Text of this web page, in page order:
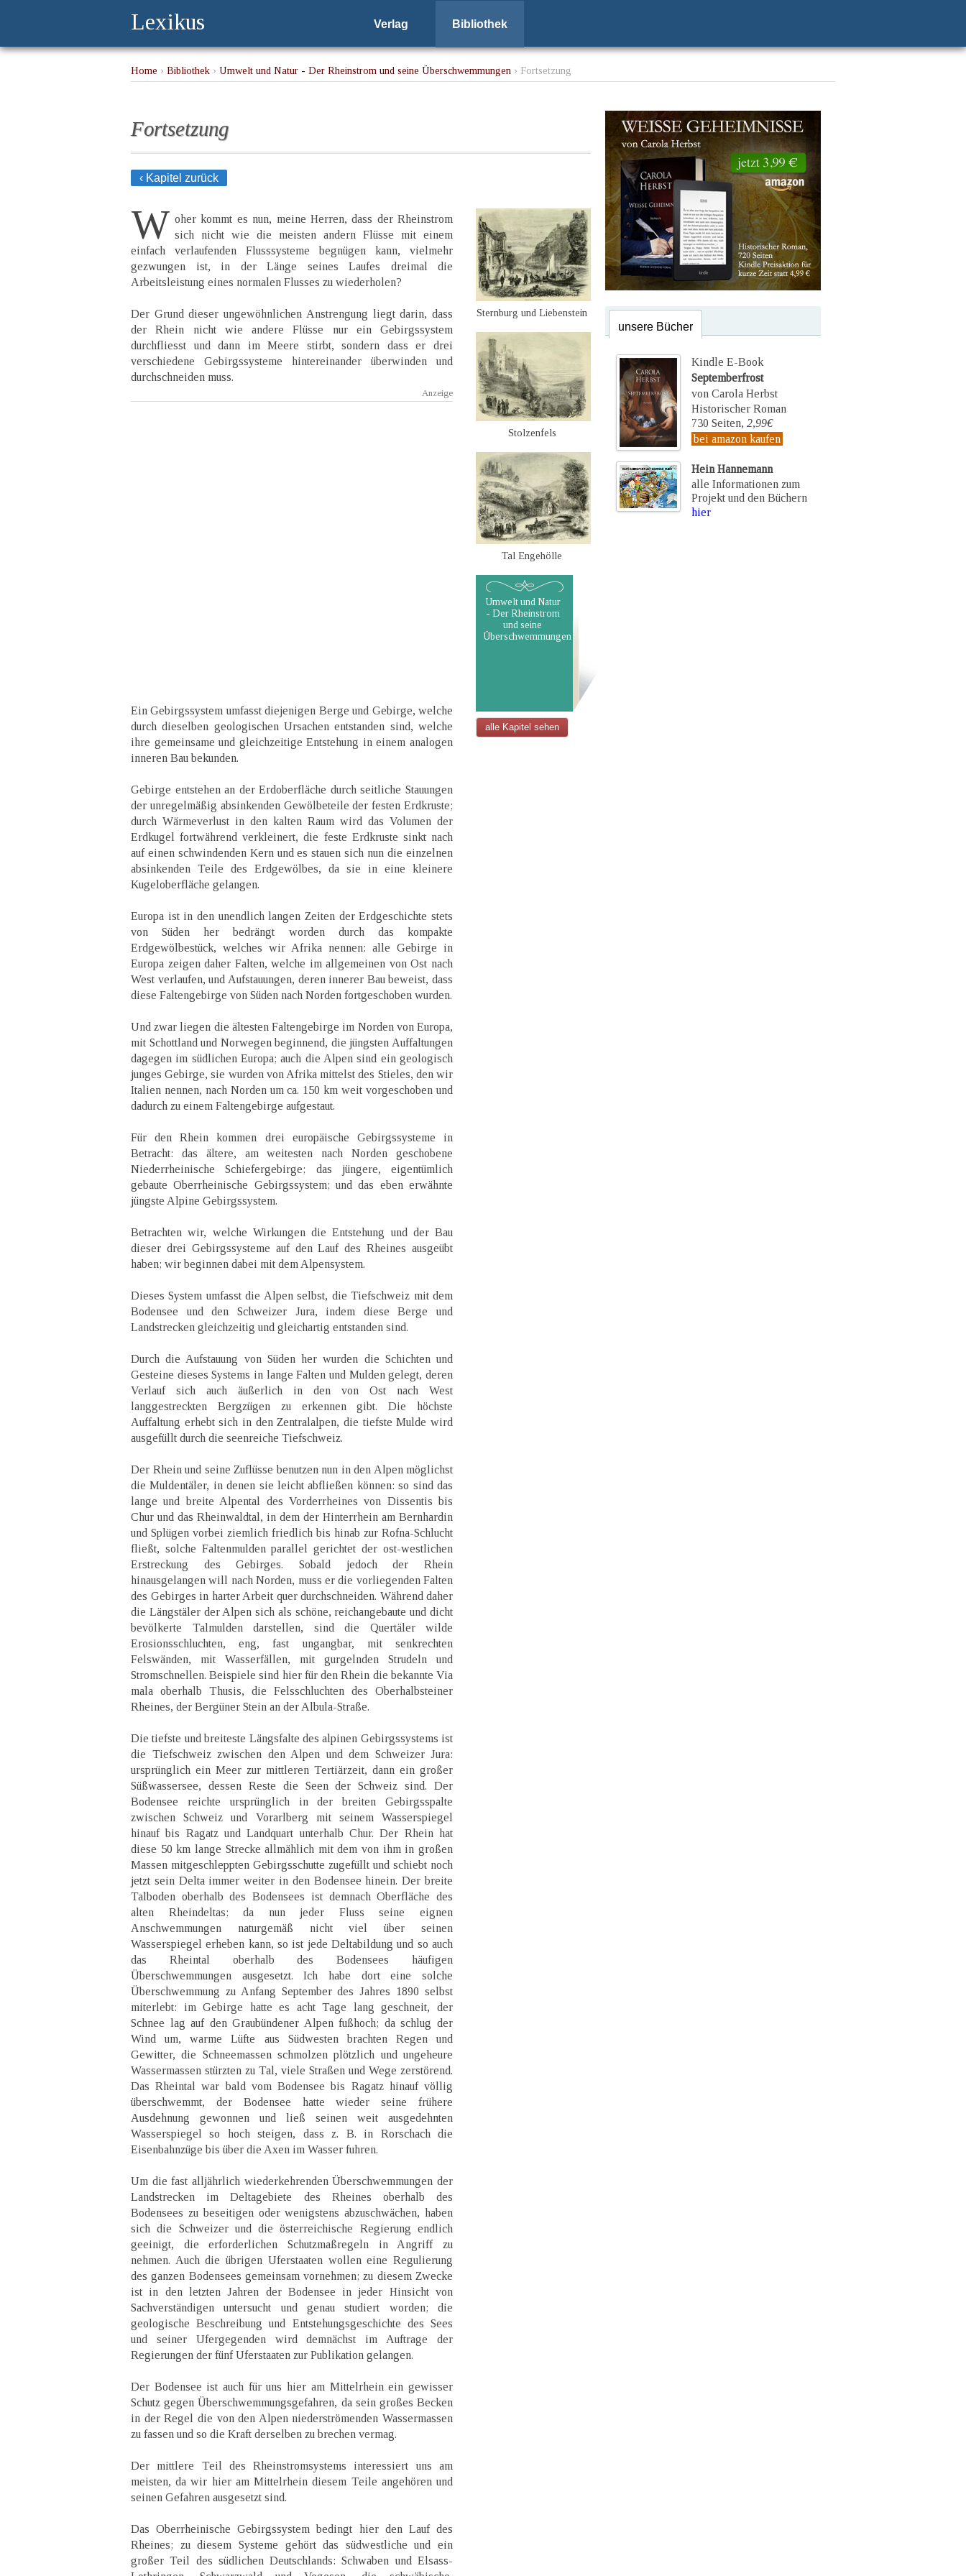
Lexikus Verlag Bibliothek
Home › Bibliothek › Umwelt und Natur - Der Rheinstrom und seine Überschwemmungen › Fortsetzung
Fortsetzung
‹ Kapitel zurück
W oher kommt es nun, meine Herren, dass der Rheinstrom
sich nicht wie die meisten andern Flüsse mit einem
einfach verlaufenden Flusssysteme begnügen kann, vielmehr
gezwungen ist, in der Länge seines Laufes dreimal die
Arbeitsleistung eines normalen Flusses zu wiederholen?
Der Grund dieser ungewöhnlichen Anstrengung liegt darin, dass
der Rhein nicht wie andere Flüsse nur ein Gebirgssystem
durchfliesst und dann im Meere stirbt, sondern dass er drei
verschiedene Gebirgssysteme hintereinander überwinden und
durchschneiden muss.
Ein Gebirgssystem umfasst diejenigen Berge und Gebirge, welche
durch dieselben geologischen Ursachen entstanden sind, welche
ihre gemeinsame und gleichzeitige Entstehung in einem analogen
inneren Bau bekunden.
Gebirge entstehen an der Erdoberfläche durch seitliche Stauungen
der unregelmäßig absinkenden Gewölbeteile der festen Erdkruste;
durch Wärmeverlust in den kalten Raum wird das Volumen der
Erdkugel fortwährend verkleinert, die feste Erdkruste sinkt nach
auf einen schwindenden Kern und es stauen sich nun die einzelnen
absinkenden Teile des Erdgewölbes, da sie in eine kleinere
Kugeloberfläche gelangen.
Europa ist in den unendlich langen Zeiten der Erdgeschichte stets
von Süden her bedrängt worden durch das kompakte
Erdgewölbestück, welches wir Afrika nennen: alle Gebirge in
Europa zeigen daher Falten, welche im allgemeinen von Ost nach
West verlaufen, und Aufstauungen, deren innerer Bau beweist, dass
diese Faltengebirge von Süden nach Norden fortgeschoben wurden.
Und zwar liegen die ältesten Faltengebirge im Norden von Europa,
mit Schottland und Norwegen beginnend, die jüngsten Auffaltungen
dagegen im südlichen Europa; auch die Alpen sind ein geologisch
junges Gebirge, sie wurden von Afrika mittelst des Stieles, den wir
Italien nennen, nach Norden um ca. 150 km weit vorgeschoben und
dadurch zu einem Faltengebirge aufgestaut.
Für den Rhein kommen drei europäische Gebirgssysteme in
Betracht: das ältere, am weitesten nach Norden geschobene
Niederrheinische Schiefergebirge; das jüngere, eigentümlich
gebaute Oberrheinische Gebirgssystem; und das eben erwähnte
jüngste Alpine Gebirgssystem.
Betrachten wir, welche Wirkungen die Entstehung und der Bau
dieser drei Gebirgssysteme auf den Lauf des Rheines ausgeübt
haben; wir beginnen dabei mit dem Alpensystem.
Dieses System umfasst die Alpen selbst, die Tiefschweiz mit dem
Bodensee und den Schweizer Jura, indem diese Berge und
Landstrecken gleichzeitig und gleichartig entstanden sind.
Durch die Aufstauung von Süden her wurden die Schichten und
Gesteine dieses Systems in lange Falten und Mulden gelegt, deren
Verlauf sich auch äußerlich in den von Ost nach West
langgestreckten Bergzügen zu erkennen gibt. Die höchste
Auffaltung erhebt sich in den Zentralalpen, die tiefste Mulde wird
ausgefüllt durch die seenreiche Tiefschweiz.
Der Rhein und seine Zuflüsse benutzen nun in den Alpen möglichst
die Muldentäler, in denen sie leicht abfließen können: so sind das
lange und breite Alpental des Vorderrheines von Dissentis bis
Chur und das Rheinwaldtal, in dem der Hinterrhein am Bernhardin
und Splügen vorbei ziemlich friedlich bis hinab zur Rofna-Schlucht
fließt, solche Faltenmulden parallel gerichtet der ost-westlichen
Erstreckung des Gebirges. Sobald jedoch der Rhein
hinausgelangen will nach Norden, muss er die vorliegenden Falten
des Gebirges in harter Arbeit quer durchschneiden. Während daher
die Längstäler der Alpen sich als schöne, reichangebaute und dicht
bevölkerte Talmulden darstellen, sind die Quertäler wilde
Erosionsschluchten, eng, fast ungangbar, mit senkrechten
Felswänden, mit Wasserfällen, mit gurgelnden Strudeln und
Stromschnellen. Beispiele sind hier für den Rhein die bekannte Via
mala oberhalb Thusis, die Felsschluchten des Oberhalbsteiner
Rheines, der Bergüner Stein an der Albula-Straße.
Die tiefste und breiteste Längsfalte des alpinen Gebirgssystems ist
die Tiefschweiz zwischen den Alpen und dem Schweizer Jura:
ursprünglich ein Meer zur mittleren Tertiärzeit, dann ein großer
Süßwassersee, dessen Reste die Seen der Schweiz sind. Der
Bodensee reichte ursprünglich in der breiten Gebirgsspalte
zwischen Schweiz und Vorarlberg mit seinem Wasserspiegel
hinauf bis Ragatz und Landquart unterhalb Chur. Der Rhein hat
diese 50 km lange Strecke allmählich mit dem von ihm in großen
Massen mitgeschleppten Gebirgsschutte zugefüllt und schiebt noch
jetzt sein Delta immer weiter in den Bodensee hinein. Der breite
Talboden oberhalb des Bodensees ist demnach Oberfläche des
alten Rheindeltas; da nun jeder Fluss seine eignen
Anschwemmungen naturgemäß nicht viel über seinen
Wasserspiegel erheben kann, so ist jede Deltabildung und so auch
das Rheintal oberhalb des Bodensees häufigen
Überschwemmungen ausgesetzt. Ich habe dort eine solche
Überschwemmung zu Anfang September des Jahres 1890 selbst
miterlebt: im Gebirge hatte es acht Tage lang geschneit, der
Schnee lag auf den Graubündener Alpen fußhoch; da schlug der
Wind um, warme Lüfte aus Südwesten brachten Regen und
Gewitter, die Schneemassen schmolzen plötzlich und ungeheure
Wassermassen stürzten zu Tal, viele Straßen und Wege zerstörend.
Das Rheintal war bald vom Bodensee bis Ragatz hinauf völlig
überschwemmt, der Bodensee hatte wieder seine frühere
Ausdehnung gewonnen und ließ seinen weit ausgedehnten
Wasserspiegel so hoch steigen, dass z. B. in Rorschach die
Eisenbahnzüge bis über die Axen im Wasser fuhren.
Um die fast alljährlich wiederkehrenden Überschwemmungen der
Landstrecken im Deltagebiete des Rheines oberhalb des
Bodensees zu beseitigen oder wenigstens abzuschwächen, haben
sich die Schweizer und die österreichische Regierung endlich
geeinigt, die erforderlichen Schutzmaßregeln in Angriff zu
nehmen. Auch die übrigen Uferstaaten wollen eine Regulierung
des ganzen Bodensees gemeinsam vornehmen; zu diesem Zwecke
ist in den letzten Jahren der Bodensee in jeder Hinsicht von
Sachverständigen untersucht und genau studiert worden; die
geologische Beschreibung und Entstehungsgeschichte des Sees
und seiner Ufergegenden wird demnächst im Auftrage der
Regierungen der fünf Uferstaaten zur Publikation gelangen.
Der Bodensee ist auch für uns hier am Mittelrhein ein gewisser
Schutz gegen Überschwemmungsgefahren, da sein großes Becken
in der Regel die von den Alpen niederströmenden Wassermassen
zu fassen und so die Kraft derselben zu brechen vermag.
Der mittlere Teil des Rheinstromsystems interessiert uns am
meisten, da wir hier am Mittelrhein diesem Teile angehören und
seinen Gefahren ausgesetzt sind.
Das Oberrheinische Gebirgssystem bedingt hier den Lauf des
Rheines; zu diesem Systeme gehört das südwestliche und ein
großer Teil des südlichen Deutschlands: Schwaben und Elsass-
Sternburg und Liebenstein
Stolzenfels
Tal Engehölle
Umwelt und Natur
- Der Rheinstrom
und seine
Überschwemmungen
alle Kapitel sehen
unsere Bücher
Kindle E-Book
Septemberfrost
von Carola Herbst
Historischer Roman
730 Seiten, 2,99€
bei amazon kaufen
Hein Hannemann
alle Informationen zum
Projekt und den Büchern
hier